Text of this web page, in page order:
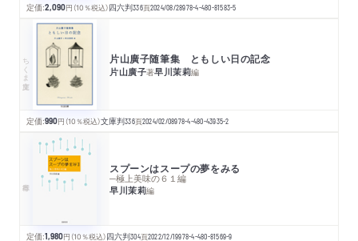
定価:2,090円 （10％税込）四六判336頁2024/08/28978-4-480-81583-5
ちくま文庫 片山廣子随筆集 ともしい日の記念
片山廣子著早川茉莉編
定価:990円 （10％税込）文庫判336頁2024/02/08978-4-480-43935-2
スプーンはスープの夢をみる
─極上美味の６１編
早川茉莉編
定価:1,980円 （10％税込）四六判304頁2022/12/19978-4-480-81569-9